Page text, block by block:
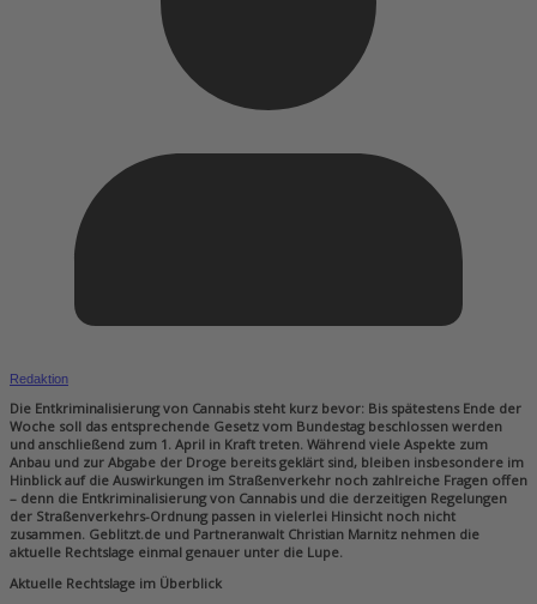
Redaktion
Die Entkriminalisierung von Cannabis steht kurz bevor: Bis spätestens Ende der
Woche soll das entsprechende Gesetz vom Bundestag beschlossen werden
und anschließend zum 1. April in Kraft treten. Während viele Aspekte zum
Anbau und zur Abgabe der Droge bereits geklärt sind, bleiben insbesondere im
Hinblick auf die Auswirkungen im Straßenverkehr noch zahlreiche Fragen offen
– denn die Entkriminalisierung von Cannabis und die derzeitigen Regelungen
der Straßenverkehrs-Ordnung passen in vielerlei Hinsicht noch nicht
zusammen. Geblitzt.de und Partneranwalt Christian Marnitz nehmen die
aktuelle Rechtslage einmal genauer unter die Lupe.
Aktuelle Rechtslage im Überblick